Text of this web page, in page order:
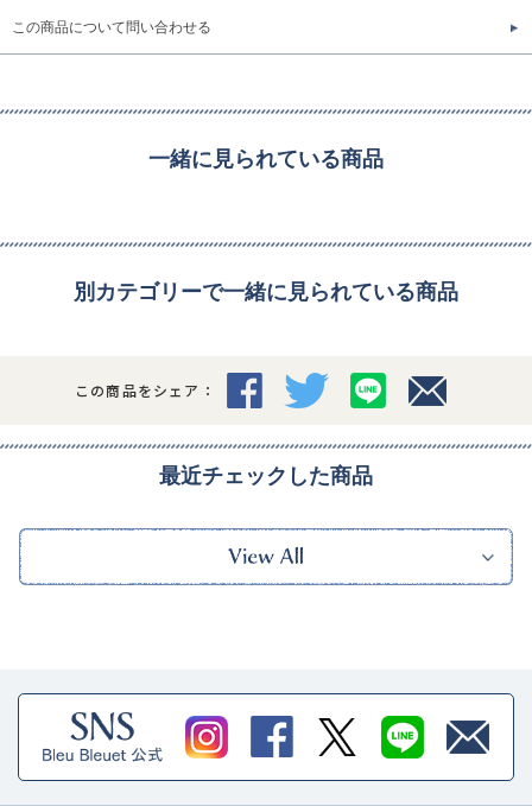
この商品について問い合わせる
一緒に見られている商品
別カテゴリーで一緒に見られている商品
この商品をシェア：
最近チェックした商品